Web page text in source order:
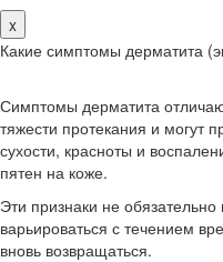
x
Какие симптомы дерматита
Симптомы дерматита
тяжести протекания и могут
сухости, красноты и
пятен на коже.
Эти признаки не
варьироваться с течением
вновь возвращаться.